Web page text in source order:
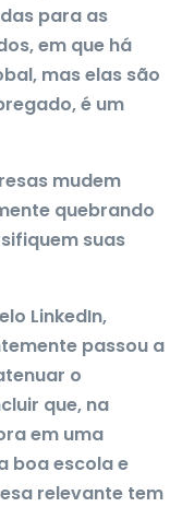
para as
em que há
mas elas são
é um
mudem
quebrando
suas
LinkedIn,
passou a
o
que, na
em uma
boa escola e
relevante tem